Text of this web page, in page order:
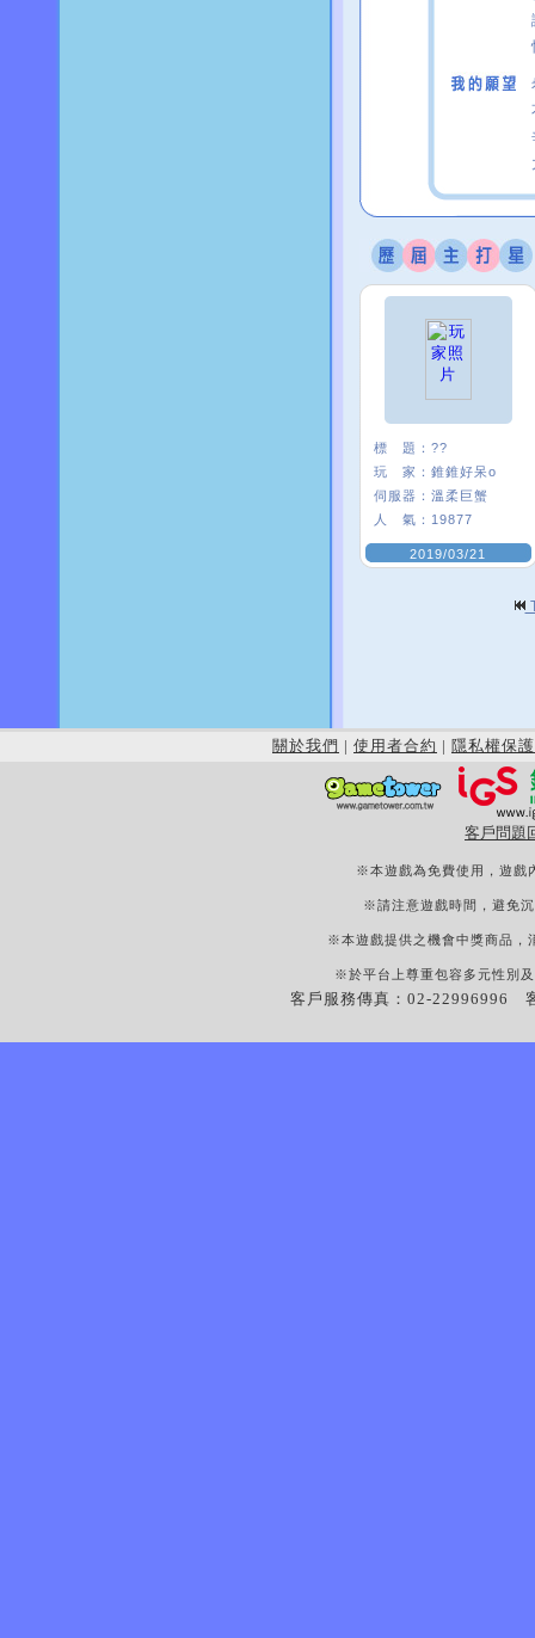
標 題： ??
玩 家： 錐錐好呆o
伺服器： 溫柔巨蟹
人 氣： 19877
2019/03/21
關於我們 | 使用者合約 | 隱私權保護
客戶問題
※本遊戲為免費使用，遊戲
※請注意遊戲時間，避免
※本遊戲提供之機會中獎商品，
※於平台上尊重包容多元性別
客戶服務傳真：02-22996996